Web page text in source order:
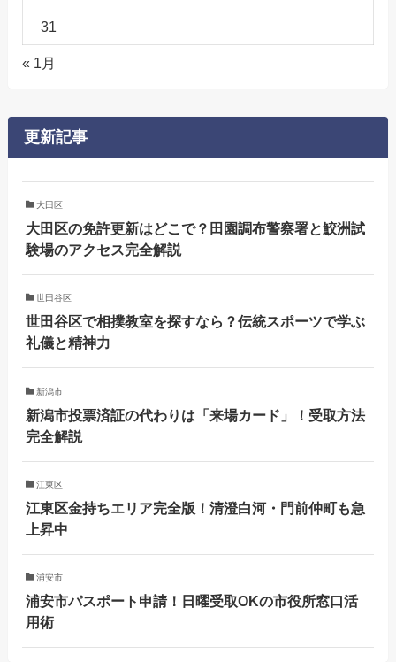
31
« 1月
更新記事
大田区
大田区の免許更新はどこで？田園調布警察署と鮫洲試
験場のアクセス完全解説
世田谷区
世田谷区で相撲教室を探すなら？伝統スポーツで学ぶ
礼儀と精神力
新潟市
新潟市投票済証の代わりは「来場カード」！受取方法
完全解説
江東区
江東区金持ちエリア完全版！清澄白河・門前仲町も急
上昇中
浦安市
浦安市パスポート申請！日曜受取OKの市役所窓口活
用術